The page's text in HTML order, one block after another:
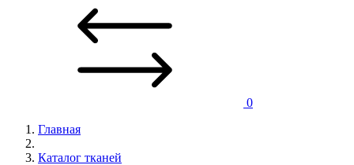
0
Главная
Каталог тканей